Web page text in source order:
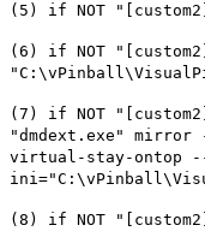
(5) if NOT
(6) if NOT
(7) if NOT
"dmdext.exe"
virtual-stay-ontop --
(8) if NOT